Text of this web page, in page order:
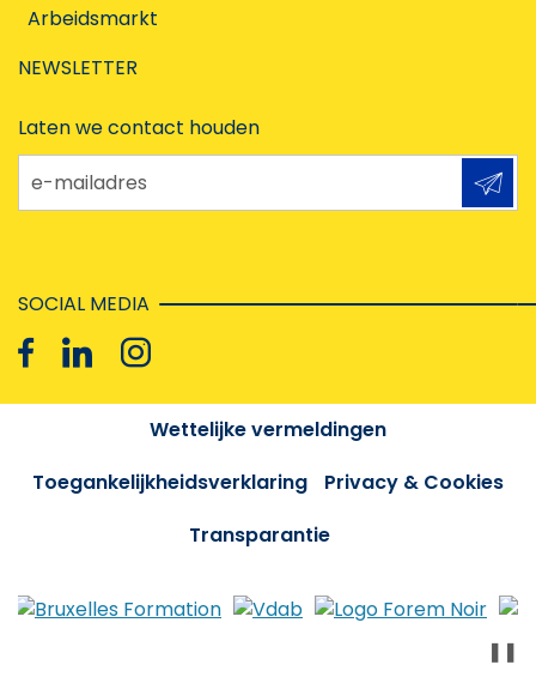
Arbeidsmarkt
NEWSLETTER
Laten we contact houden
e-mailadres
SOCIAL MEDIA
Wettelijke vermeldingen
Toegankelijkheidsverklaring
Privacy & Cookies
Transparantie
❚❚